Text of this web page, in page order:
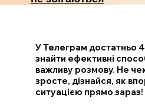
У Телеграм достатньо
знайти ефективні
важливу розмову. Не
зросте, дізнайся, як
ситуацією прямо зараз!